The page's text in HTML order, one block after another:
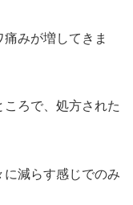
みが増してきま
ろで、処方された
減らす感じでのみ